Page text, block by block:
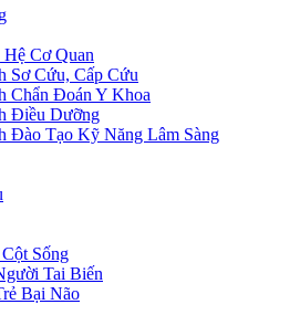
Cơ Quan
Sơ Cứu, Cấp Cứu
Chẩn Đoán Y Khoa
Điều Dưỡng
Đào Tạo Kỹ Năng Lâm Sàng
Sống
Tai Biến
Bại Não